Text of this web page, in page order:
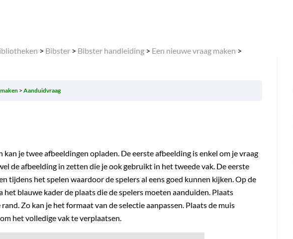
> Bibster > Bibster handleiding > Een nieuwe vraag maken >
Aanduidvraag
kan je twee afbeeldingen opladen. De eerste afbeelding is enkel om je vraag
de afbeelding in zetten die je ook gebruikt in het tweede vak. De eerste
tijdens het spelen waardoor de spelers al eens goed kunnen kijken. Op de
het blauwe kader de plaats die de spelers moeten aanduiden. Plaats
Zo kan je het formaat van de selectie aanpassen. Plaats de muis
het volledige vak te verplaatsen.